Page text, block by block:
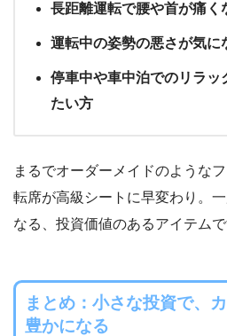
長距離運転で腰や首が痛く
運転中の姿勢の悪さが気に
停車中や車中泊でのリラッ
たい方
まるでオーダーメイドのような
転席が高級シートに早変わり。
なる、投資価値のあるアイテムで
まとめ：小さな投資で、
豊かになる